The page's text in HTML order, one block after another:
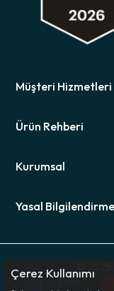
Müşteri Hizmetleri
Ürün Rehberi
Kurumsal
Yasal Bilgilendirme
© 2025
Çerez Kullanımı